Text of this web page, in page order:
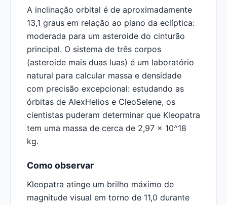
A inclinação orbital é de aproximadamente
13,1 graus em relação ao plano da eclíptica:
moderada para um asteroide do cinturão
principal. O sistema de três corpos
(asteroide mais duas luas) é um laboratório
natural para calcular massa e densidade
com precisão excepcional: estudando as
órbitas de AlexHelios e CleoSelene, os
cientistas puderam determinar que Kleopatra
tem uma massa de cerca de 2,97 x 10^18
kg.
Como observar
Kleopatra atinge um brilho máximo de
magnitude visual em torno de 11,0 durante